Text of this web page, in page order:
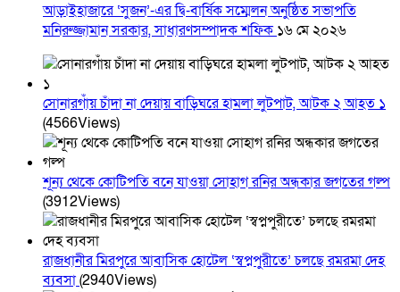
আড়াইহাজারে ‘সুজন’-এর দ্বি-বার্ষিক সম্মেলন অনুষ্ঠিত সভাপতি
মনিরুজ্জামান সরকার, সাধারণসম্পাদক শফিক ১৬ মে ২০২৬
সোনারগাঁয় চাঁদা না দেয়ায় বাড়িঘরে হামলা লুটপাট, আটক ২ আহত ১
(4566Views)
শূন্য থেকে কোটিপতি বনে যাওয়া সোহাগ রনির অন্ধকার জগতের গল্প
(3912Views)
রাজধানীর মিরপুরে আবাসিক হোটেল ‘স্বপ্নপুরীতে’ চলছে রমরমা দেহ
ব্যবসা(2940Views)